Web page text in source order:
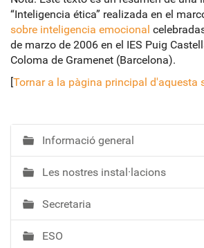
“Inteligencia ética” realizada en el
sobre inteligencia emocional
de marzo de 2006 en el IES Puig
Coloma de Gramenet (Barcelona).
[Tornar a la pàgina principal d'aquesta
N
a
v
e
g
a
c
Informació general
Les nostres instal·lacions
Secretaria
ESO